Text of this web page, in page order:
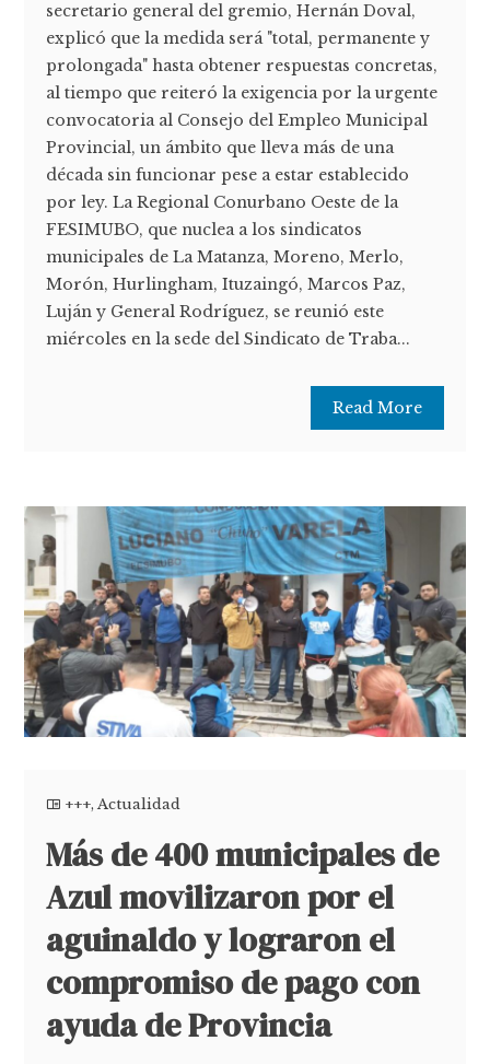
secretario general del gremio, Hernán Doval,
explicó que la medida será "total, permanente y
prolongada" hasta obtener respuestas concretas,
al tiempo que reiteró la exigencia por la urgente
convocatoria al Consejo del Empleo Municipal
Provincial, un ámbito que lleva más de una
década sin funcionar pese a estar establecido
por ley. La Regional Conurbano Oeste de la
FESIMUBO, que nuclea a los sindicatos
municipales de La Matanza, Moreno, Merlo,
Morón, Hurlingham, Ituzaingó, Marcos Paz,
Luján y General Rodríguez, se reunió este
miércoles en la sede del Sindicato de Traba...
Read More
+++,Actualidad
Más de 400 municipales de
Azul movilizaron por el
aguinaldo y lograron el
compromiso de pago con
ayuda de Provincia